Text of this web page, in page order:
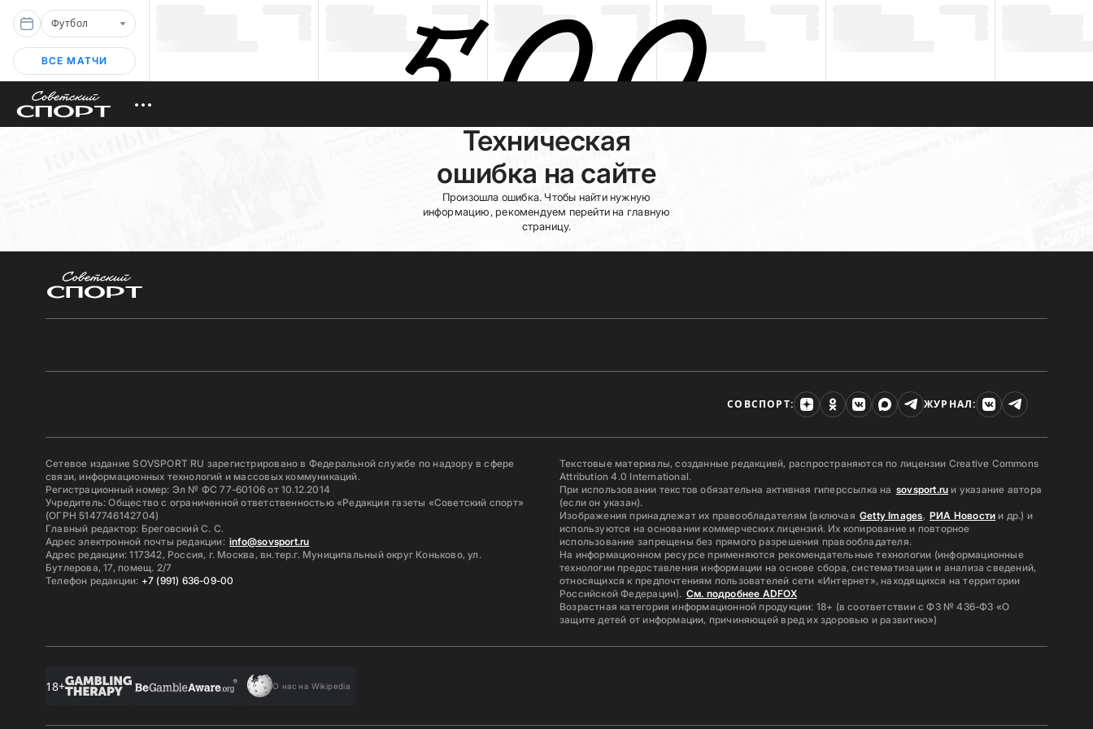
Футбол
ВСЕ МАТЧИ
Техническая
ошибка на сайте
Произошла ошибка. Чтобы найти нужную
информацию, рекомендуем перейти на главную
страницу.
СОВСПОРТ: ЖУРНАЛ:
Сетевое издание SOVSPORT RU зарегистрировано в Федеральной службе по надзору в сфере
связи, информационных технологий и массовых коммуникаций.
Регистрационный номер: Эл № ФС 77-60106 от 10.12.2014
Учредитель: Общество с ограниченной ответственностью «Редакция газеты «Советский спорт»
(ОГРН 5147746142704)
Главный редактор: Бреговский С. С.
Адрес электронной почты редакции: info@sovsport.ru
Адрес редакции: 117342, Россия, г. Москва, вн.тер.г. Муниципальный округ Коньково, ул.
Бутлерова, 17, помещ. 2/7
Телефон редакции: +7 (991) 636-09-00
Текстовые материалы, созданные редакцией, распространяются по лицензии Creative Commons
Attribution 4.0 International.
При использовании текстов обязательна активная гиперссылка на sovsport.ru и указание автора
(если он указан).
Изображения принадлежат их правообладателям (включая Getty Images, РИА Новости и др.) и
используются на основании коммерческих лицензий. Их копирование и повторное
использование запрещены без прямого разрешения правообладателя.
На информационном ресурсе применяются рекомендательные технологии (информационные
технологии предоставления информации на основе сбора, систематизации и анализа сведений,
относящихся к предпочтениям пользователей сети «Интернет», находящихся на территории
Российской Федерации). См. подробнее ADFOX
Возрастная категория информационной продукции: 18+ (в соответствии с ФЗ № 436-ФЗ «О
защите детей от информации, причиняющей вред их здоровью и развитию»)
18+ О нас на Wikipedia